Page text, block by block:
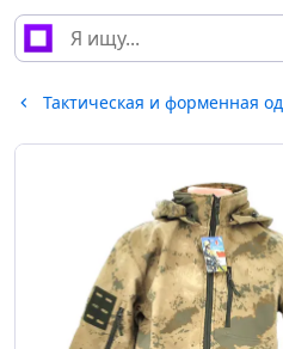
Тактическая и форменная